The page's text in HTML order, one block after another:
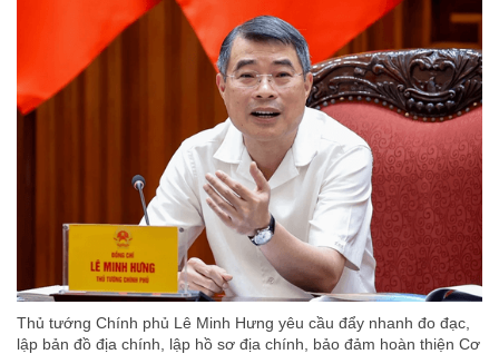
Thủ tướng Chính phủ Lê Minh Hưng yêu cầu đẩy nhanh đo đạc,
lập bản đồ địa chính, lập hồ sơ địa chính, bảo đảm hoàn thiện Cơ